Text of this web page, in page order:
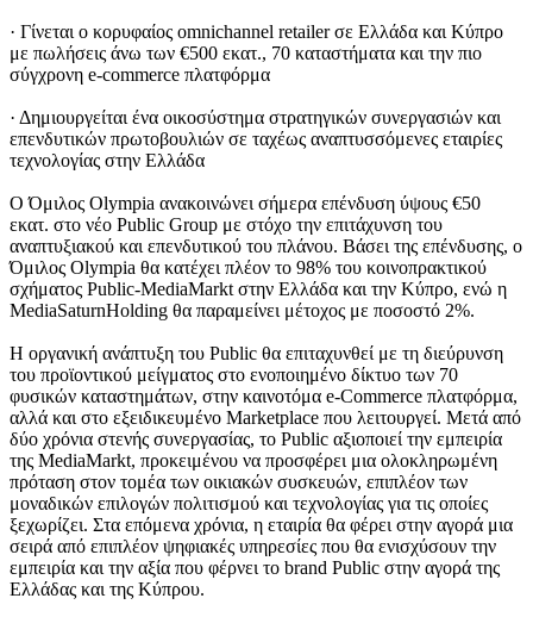
· Γίνεται ο κορυφαίος omnichannel retailer σε Ελλάδα και Κύπρο
με πωλήσεις άνω των €500 εκατ., 70 καταστήματα και την πιο
σύγχρονη e-commerce πλατφόρμα
· Δημιουργείται ένα οικοσύστημα στρατηγικών συνεργασιών και
επενδυτικών πρωτοβουλιών σε ταχέως αναπτυσσόμενες εταιρίες
τεχνολογίας στην Ελλάδα
Ο Όμιλος Olympia ανακοινώνει σήμερα επένδυση ύψους €50
εκατ. στο νέο Public Group με στόχο την επιτάχυνση του
αναπτυξιακού και επενδυτικού του πλάνου. Βάσει της επένδυσης, ο
Όμιλος Olympia θα κατέχει πλέον το 98% του κοινοπρακτικού
σχήματος Public-MediaMarkt στην Ελλάδα και την Κύπρο, ενώ η
MediaSaturnHolding θα παραμείνει μέτοχος με ποσοστό 2%.
Η οργανική ανάπτυξη του Public θα επιταχυνθεί με τη διεύρυνση
του προϊοντικού μείγματος στο ενοποιημένο δίκτυο των 70
φυσικών καταστημάτων, στην καινοτόμα e-Commerce πλατφόρμα,
αλλά και στο εξειδικευμένο Marketplace που λειτουργεί. Μετά από
δύο χρόνια στενής συνεργασίας, το Public αξιοποιεί την εμπειρία
της MediaMarkt, προκειμένου να προσφέρει μια ολοκληρωμένη
πρόταση στον τομέα των οικιακών συσκευών, επιπλέον των
μοναδικών επιλογών πολιτισμού και τεχνολογίας για τις οποίες
ξεχωρίζει. Στα επόμενα χρόνια, η εταιρία θα φέρει στην αγορά μια
σειρά από επιπλέον ψηφιακές υπηρεσίες που θα ενισχύσουν την
εμπειρία και την αξία που φέρνει το brand Public στην αγορά της
Ελλάδας και της Κύπρου.